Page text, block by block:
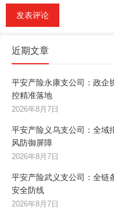
近期文章
平安产险永康支公司：政企
控精准落地
2026年8月7日
平安产险义乌支公司：全域
风防御屏障
2026年8月7日
平安产险武义支公司：全链
安全防线
2026年8月7日